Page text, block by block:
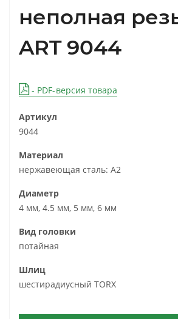
неполная
ART 9044
- PDF-версия товара
Артикул
9044
Материал
нержавеющая сталь: A2
Диаметр
4 мм, 4.5 мм, 5 мм, 6 мм
Вид головки
потайная
Шлиц
шестирадиусный TORX